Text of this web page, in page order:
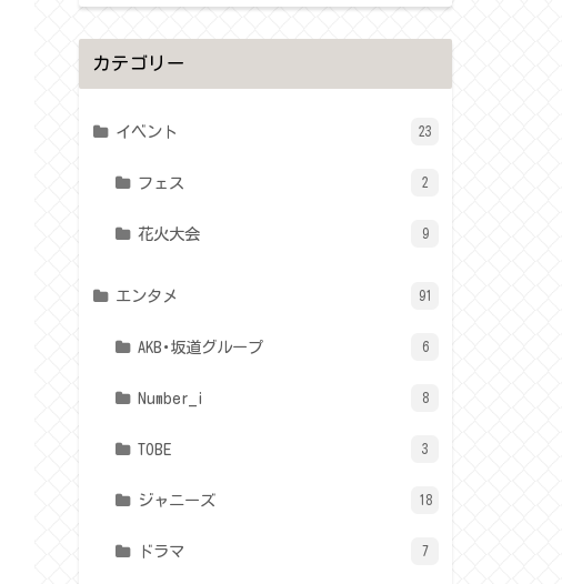
カテゴリー
イベント 23
フェス 2
花火大会 9
エンタメ 91
AKB･坂道グループ 6
Number_i 8
TOBE 3
ジャニーズ 18
ドラマ 7